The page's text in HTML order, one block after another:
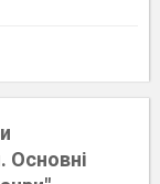
Основні